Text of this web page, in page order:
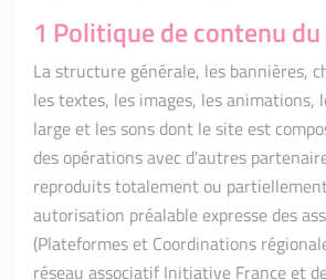
1 Politique de contenu
La structure générale, les bannières,
les textes, les images, les animations,
large et les sons dont le site est
des opérations avec d'autres
reproduits totalement ou
autorisation préalable expresse des
(Plateformes et Coordinations
réseau associatif Initiative France et